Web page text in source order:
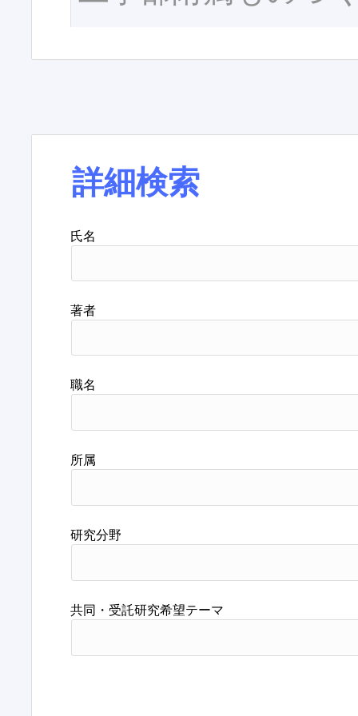
詳細検索
氏名
著者
職名
所属
研究分野
共同・受託研究希望テーマ